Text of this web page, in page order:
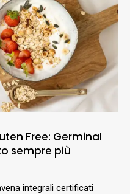
Free: Germinal
sempre più
integrali certificati